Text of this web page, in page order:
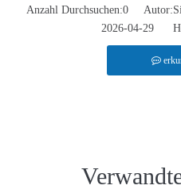
Anzahl Durchsuchen:0
2026-04-29